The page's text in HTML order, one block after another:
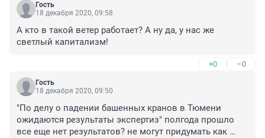
Гость
18 декабря 2020, 09:58
А кто в такой ветер работает? А ну да, у нас же
светлый капитализм!
+0 –0
Гость
18 декабря 2020, 09:50
"По делу о падении башенных кранов в Тюмени
ожидаются результаты экспертиз" полгода прошло
все еще нет результатов? не могут придумать как